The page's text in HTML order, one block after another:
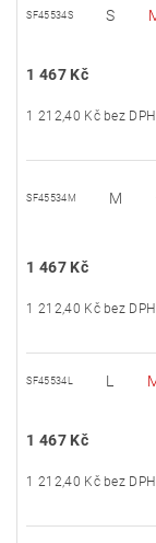
SF45534S S
1 467 Kč
1 212,40 Kč bez DPH
SF45534M M
1 467 Kč
1 212,40 Kč bez DPH
SF45534L L
1 467 Kč
1 212,40 Kč bez DPH